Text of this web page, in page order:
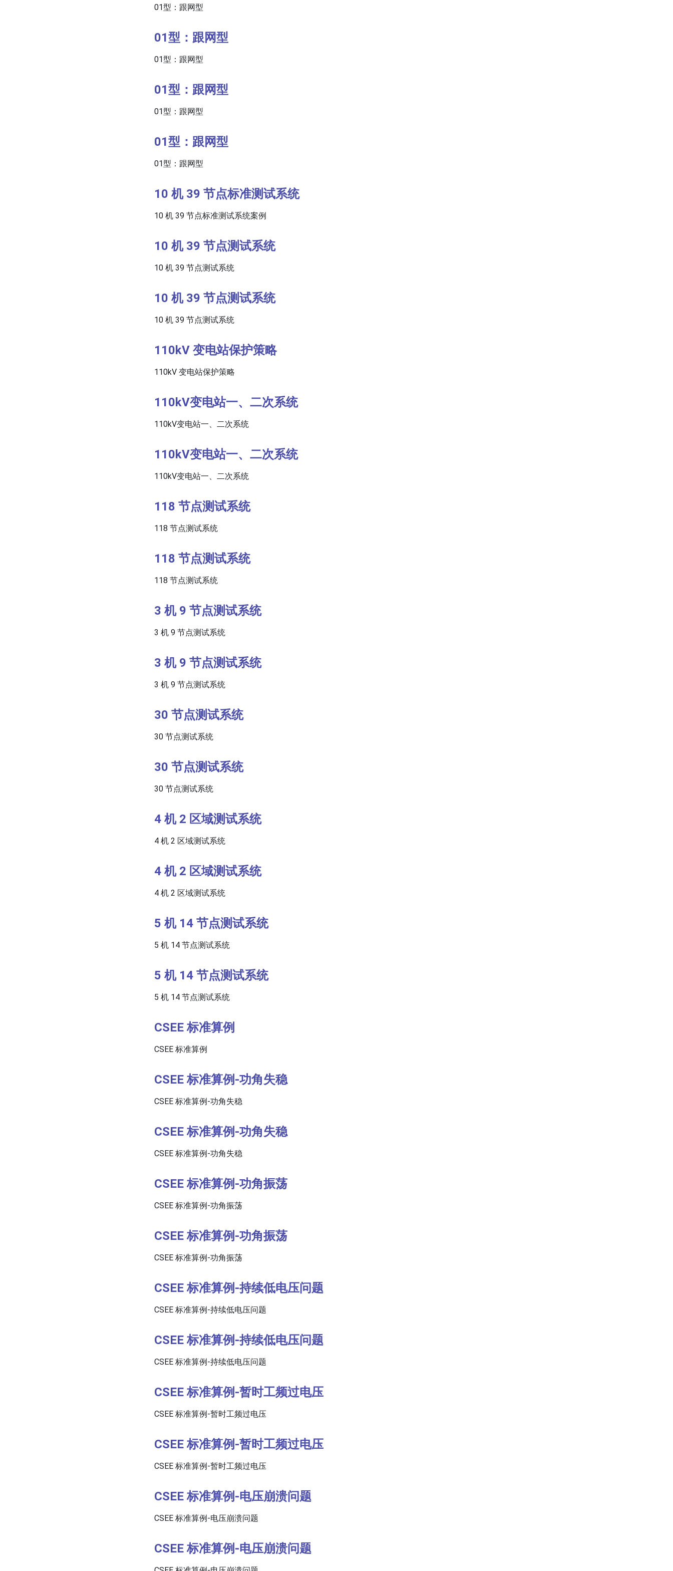
01型：跟网型
01型：跟网型
01型：跟网型
01型：跟网型
01型：跟网型
01型：跟网型
01型：跟网型
10 机 39 节点标准测试系统
10 机 39 节点标准测试系统案例
10 机 39 节点测试系统
10 机 39 节点测试系统
10 机 39 节点测试系统
10 机 39 节点测试系统
110kV 变电站保护策略
110kV 变电站保护策略
110kV变电站一、二次系统
110kV变电站一、二次系统
110kV变电站一、二次系统
110kV变电站一、二次系统
118 节点测试系统
118 节点测试系统
118 节点测试系统
118 节点测试系统
3 机 9 节点测试系统
3 机 9 节点测试系统
3 机 9 节点测试系统
3 机 9 节点测试系统
30 节点测试系统
30 节点测试系统
30 节点测试系统
30 节点测试系统
4 机 2 区域测试系统
4 机 2 区域测试系统
4 机 2 区域测试系统
4 机 2 区域测试系统
5 机 14 节点测试系统
5 机 14 节点测试系统
5 机 14 节点测试系统
5 机 14 节点测试系统
CSEE 标准算例
CSEE 标准算例
CSEE 标准算例-功角失稳
CSEE 标准算例-功角失稳
CSEE 标准算例-功角失稳
CSEE 标准算例-功角失稳
CSEE 标准算例-功角振荡
CSEE 标准算例-功角振荡
CSEE 标准算例-功角振荡
CSEE 标准算例-功角振荡
CSEE 标准算例-持续低电压问题
CSEE 标准算例-持续低电压问题
CSEE 标准算例-持续低电压问题
CSEE 标准算例-持续低电压问题
CSEE 标准算例-暂时工频过电压
CSEE 标准算例-暂时工频过电压
CSEE 标准算例-暂时工频过电压
CSEE 标准算例-暂时工频过电压
CSEE 标准算例-电压崩溃问题
CSEE 标准算例-电压崩溃问题
CSEE 标准算例-电压崩溃问题